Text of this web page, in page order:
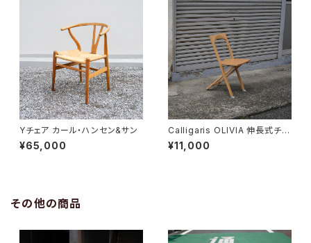
Yチェア カール・ハンセン&サン
¥65,000
Calligaris OLIVIA 伸長式チェ
ア
¥11,000
その他の商品